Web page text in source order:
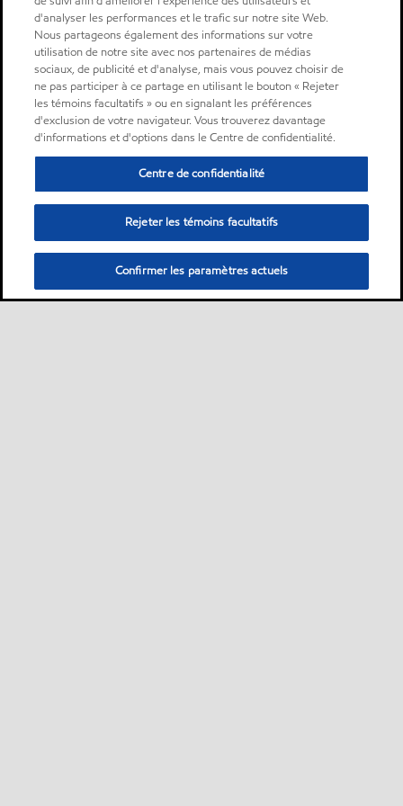
d'analyser les performances et le trafic sur notre site Web.
Nous partageons également des informations sur votre
utilisation de notre site avec nos partenaires de médias
sociaux, de publicité et d'analyse, mais vous pouvez choisir de
ne pas participer à ce partage en utilisant le bouton « Rejeter
les témoins facultatifs » ou en signalant les préférences
d'exclusion de votre navigateur. Vous trouverez davantage
d'informations et d'options dans le Centre de confidentialité.
Centre de confidentialité
Rejeter les témoins facultatifs
Confirmer les paramètres actuels